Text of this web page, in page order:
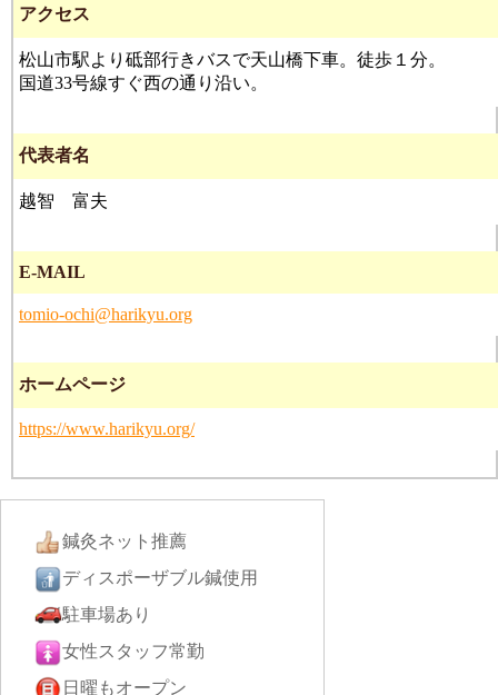
アクセス
松山市駅より砥部行きバスで天山橋下車。徒歩１分。
国道33号線すぐ西の通り沿い。
代表者名
越智 富夫
E-MAIL
tomio-ochi@harikyu.org
ホームページ
https://www.harikyu.org/
鍼灸ネット推薦
ディスポーザブル鍼使用
駐車場あり
女性スタッフ常勤
日曜もオープン